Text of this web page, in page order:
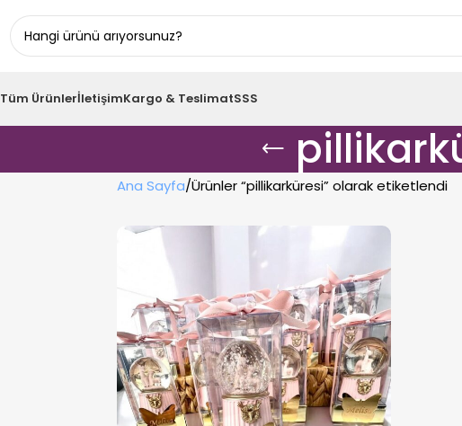
Tüm ÜrünlerİletişimKargo & TeslimatSSS
Ana Sayfa Ürünler “pillikarküresi” olarak etiketlendi